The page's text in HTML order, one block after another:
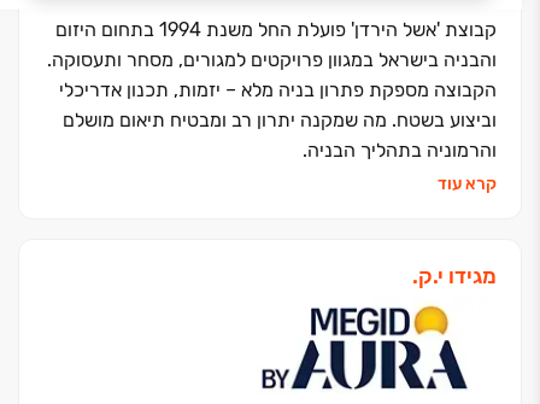
קבוצת 'אשל הירדן' פועלת החל משנת 1994 בתחום היזום
והבניה בישראל במגוון פרויקטים למגורים, מסחר ותעסוקה.
הקבוצה מספקת פתרון בניה מלא – יזמות, תכנון אדריכלי
וביצוע בשטח. מה שמקנה יתרון רב ומבטיח תיאום מושלם
והרמוניה בתהליך הבניה.
אשל הירדן שמה את טובת הלקוחות בראש סדר העדיפויות
מעל 30 שנה של התמחות בבנייה רוויה, סמי רוויה,
פרויקטים במחיר למשתכן וצמודי קרקע, שטחי מסחר
ומשרדים. עשרות אלפי יחידות דיור בארץ ובחו"ל שהוקמו
ואוכלסו עם דגש מיוחד על תכנון אדריכלי ייחודי ויצירתי
המאפיין ומבליט את הפרויקטים. דגש מיוחד ניתן גם
קרא עוד
מגידו י.ק.